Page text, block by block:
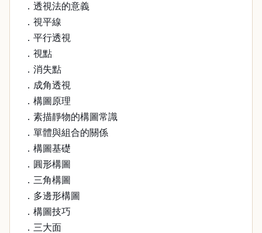
．透視法的意義
．視平線
．平行透視
．視點
．消失點
．成角透視
．構圖原理
．素描靜物的構圖常識
．單體與組合的關係
．構圖基礎
．圓形構圖
．三角構圖
．多邊形構圖
．構圖技巧
．三大面